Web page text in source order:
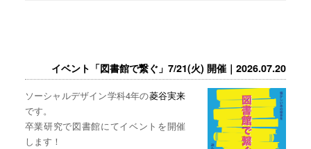
イベント「図書館で繋ぐ」7/21(火) 開催｜2026.07.20
ソーシャルデザイン学科4年の菱谷実来
です。
卒業研究で図書館にてイベントを開催
します！